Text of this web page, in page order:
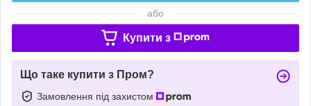
або
Купити з
Що таке купити з Пром?
Замовлення під захистом